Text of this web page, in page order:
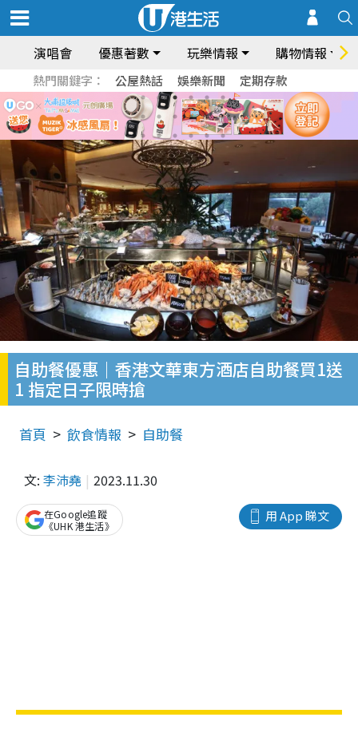
演唱會 優惠著數 玩樂情報 購物情報
熱門關鍵字： 公屋熱話 娛樂新聞 定期存款
自助餐優惠｜香港文華東方酒店自助餐買1送
1 指定日子限時搶
首頁 飲食情報 自助餐
文: 李沛堯 2023.11.30
用 App 睇文
在Google追蹤
《UHK 港生活》